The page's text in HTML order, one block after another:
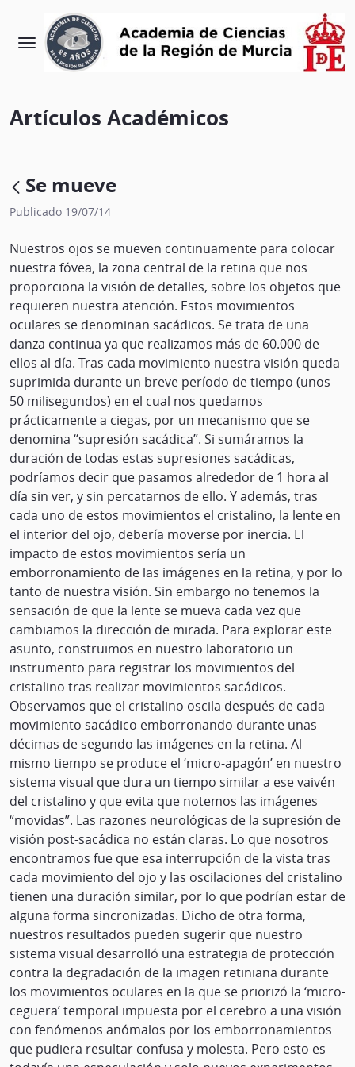
Artículos Académicos
Se mueve
Publicado 19/07/14
Nuestros ojos se mueven continuamente para colocar
nuestra fóvea, la zona central de la retina que nos
proporciona la visión de detalles, sobre los objetos que
requieren nuestra atención. Estos movimientos
oculares se denominan sacádicos. Se trata de una
danza continua ya que realizamos más de 60.000 de
ellos al día. Tras cada movimiento nuestra visión queda
suprimida durante un breve período de tiempo (unos
50 milisegundos) en el cual nos quedamos
prácticamente a ciegas, por un mecanismo que se
denomina “supresión sacádica”. Si sumáramos la
duración de todas estas supresiones sacádicas,
podríamos decir que pasamos alrededor de 1 hora al
día sin ver, y sin percatarnos de ello. Y además, tras
cada uno de estos movimientos el cristalino, la lente en
el interior del ojo, debería moverse por inercia. El
impacto de estos movimientos sería un
emborronamiento de las imágenes en la retina, y por lo
tanto de nuestra visión. Sin embargo no tenemos la
sensación de que la lente se mueva cada vez que
cambiamos la dirección de mirada. Para explorar este
asunto, construimos en nuestro laboratorio un
instrumento para registrar los movimientos del
cristalino tras realizar movimientos sacádicos.
Observamos que el cristalino oscila después de cada
movimiento sacádico emborronando durante unas
décimas de segundo las imágenes en la retina. Al
mismo tiempo se produce el ‘micro-apagón’ en nuestro
sistema visual que dura un tiempo similar a ese vaivén
del cristalino y que evita que notemos las imágenes
“movidas”. Las razones neurológicas de la supresión de
visión post-sacádica no están claras. Lo que nosotros
encontramos fue que esa interrupción de la vista tras
cada movimiento del ojo y las oscilaciones del cristalino
tienen una duración similar, por lo que podrían estar de
alguna forma sincronizadas. Dicho de otra forma,
nuestros resultados pueden sugerir que nuestro
sistema visual desarrolló una estrategia de protección
contra la degradación de la imagen retiniana durante
los movimientos oculares en la que se priorizó la ‘micro-
ceguera’ temporal impuesta por el cerebro a una visión
con fenómenos anómalos por los emborronamientos
que pudiera resultar confusa y molesta. Pero esto es